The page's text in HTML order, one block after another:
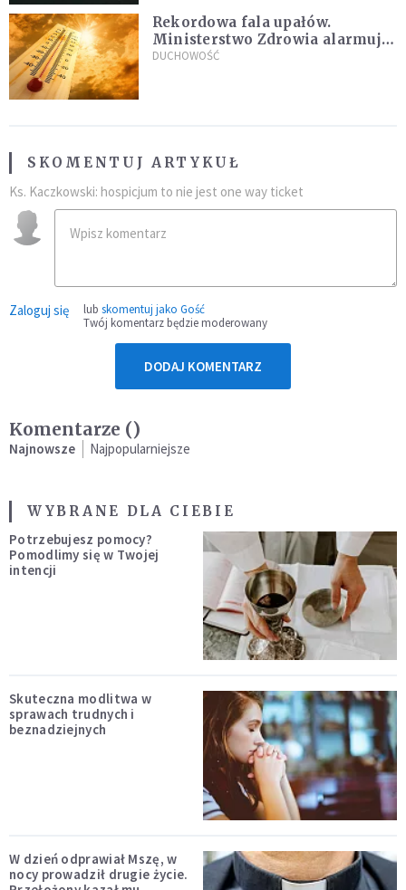
Rekordowa fala upałów.
Ministerstwo Zdrowia alarmuje
po doświadczeniach z czerwca
DUCHOWOŚĆ
SKOMENTUJ ARTYKUŁ
Ks. Kaczkowski: hospicjum to nie jest one way ticket
Zaloguj się lub skomentuj jako Gość
Twój komentarz będzie moderowany
DODAJ KOMENTARZ
Komentarze ()
Najnowsze Najpopularniejsze
WYBRANE DLA CIEBIE
Potrzebujesz pomocy?
Pomodlimy się w Twojej
intencji
Skuteczna modlitwa w
sprawach trudnych i
beznadziejnych
W dzień odprawiał Mszę, w
nocy prowadził drugie życie.